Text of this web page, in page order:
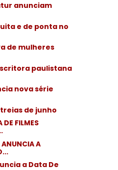
anunciam
e de ponta no
de mulheres
paulistana
nova série
de junho
FILMES
A
a Data De